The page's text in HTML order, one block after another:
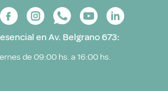
en Av. Belgrano 673:
de 09:00 hs. a 16:00 hs.